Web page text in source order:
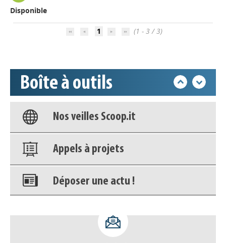
Disponible
1 (1 - 3 / 3)
Boîte à outils
Base documentaire
Nos veilles Scoop.it
Appels à projets
Déposer une actu !
déconnecter)